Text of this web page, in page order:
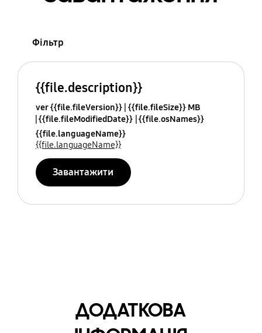
Фільтр
{{file.description}}
ver {{file.fileVersion}} {{file.fileSize}} MB
{{file.fileModifiedDate}} {{file.osNames}}
{{file.languageName}}
{{file.languageName}}
Завантажити
ДОДАТКОВА